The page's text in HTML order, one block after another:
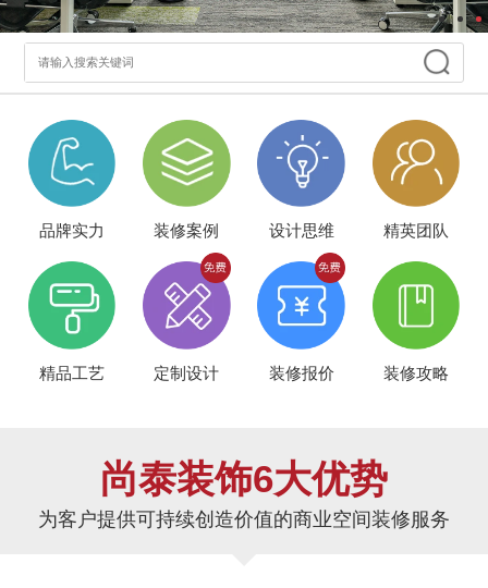
品牌实力 装修案例 设计思维 精英团队
精品工艺 定制设计 装修报价 装修攻略
尚泰装饰6大优势
为客户提供可持续创造价值的商业空间装修服务